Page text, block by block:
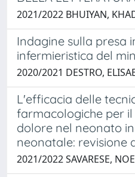
2021/2022 BHUIYAN,
Indagine sulla presa
infermieristica del
2020/2021 DESTRO,
L'efficacia delle
farmacologiche per
dolore nel neonato
neonatale: revisione
2021/2022 SAVARESE,